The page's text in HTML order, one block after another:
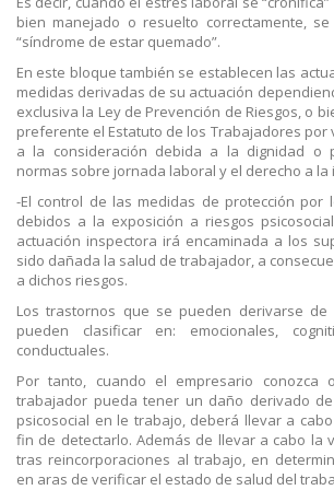
bien manejado o resuelto correctamente,
“síndrome de estar quemado”.
En este bloque también se establecen las
medidas derivadas de su actuación
exclusiva la Ley de Prevención de Riesgos, o
preferente el Estatuto de los Trabajadores por
a la consideración debida a la dignidad o
normas sobre jornada laboral y el derecho a la
-El control de las medidas de protección por
debidos a la exposición a riesgos
actuación inspectora irá encaminada a los
sido dañada la salud de trabajador, a
a dichos riesgos.
Los trastornos que se pueden derivarse de
pueden clasificar en: emocionales,
conductuales.
Por tanto, cuando el empresario conozca
trabajador pueda tener un daño derivado
psicosocial en le trabajo, deberá llevar a
fin de detectarlo. Además de llevar a cabo la
tras reincorporaciones al trabajo, en
en aras de verificar el estado de salud del